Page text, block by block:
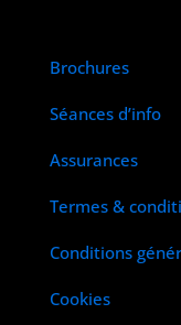
Brochures
Séances d’info
Assurances
Termes &
Conditions
Cookies